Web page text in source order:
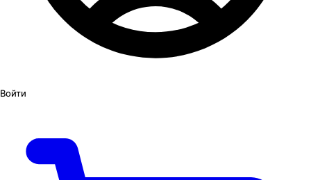
Войти